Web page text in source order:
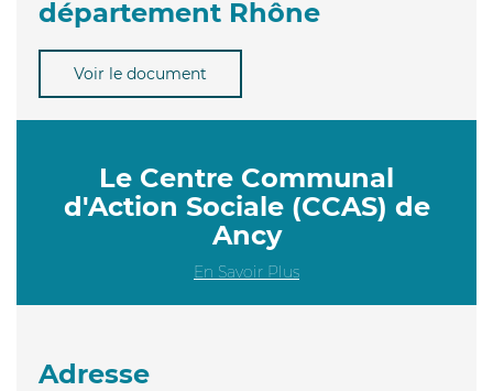
département Rhône
Voir le document
Le Centre Communal
d'Action Sociale (CCAS) de
Ancy
En Savoir Plus
Adresse